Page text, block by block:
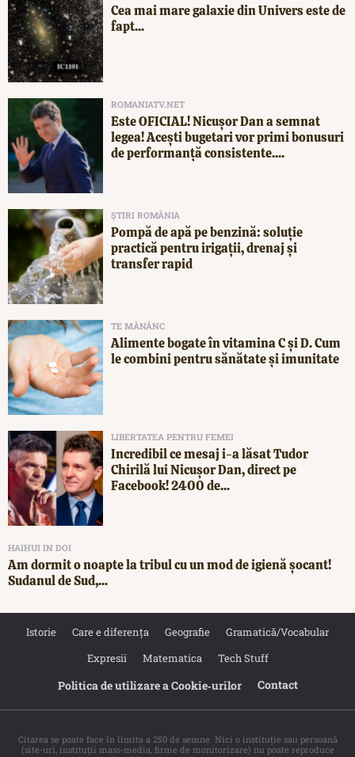
Cea mai mare galaxie din Univers este de
fapt...
ROMANIATV.NET
Este OFICIAL! Nicușor Dan a semnat
legea! Acești bugetari vor primi bonusuri
de performanță consistente....
ȘTIRI ROMÂNIA
Pompă de apă pe benzină: soluție
practică pentru irigații, drenaj și
transfer rapid
TE MĂNÂNC
Alimente bogate în vitamina C și D. Cum
le combini pentru sănătate și imunitate
LIBERTATEA PENTRU FEMEI
Incredibil ce mesaj i-a lăsat Tudor
Chirilă lui Nicușor Dan, direct pe
Facebook! 2400 de...
HAIHUI IN DOI
Am dormit o noapte la tribul cu un mod de igienă șocant!
Sudanul de Sud,...
Istorie Care e diferența Geografie
Gramatică/Vocabular
Expresii
Matematica Tech Stuff
Politica de utilizare a Cookie‐urilor Contact
Citarea se poate face în limita a 250 de semne. Nici o instituţie sau persoană
(site-uri, instituţii mass-media, firme de monitorizare) nu poate reproduce